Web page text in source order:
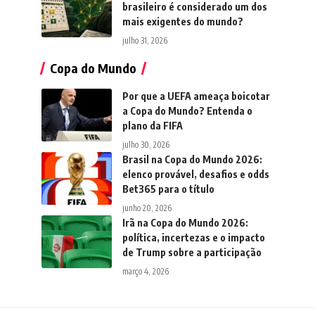
brasileiro é considerado um dos
mais exigentes do mundo?
julho 31, 2026
Copa do Mundo
Por que a UEFA ameaça boicotar
a Copa do Mundo? Entenda o
plano da FIFA
julho 30, 2026
Brasil na Copa do Mundo 2026:
elenco provável, desafios e odds
Bet365 para o título
junho 20, 2026
Irã na Copa do Mundo 2026:
política, incertezas e o impacto
de Trump sobre a participação
março 4, 2026